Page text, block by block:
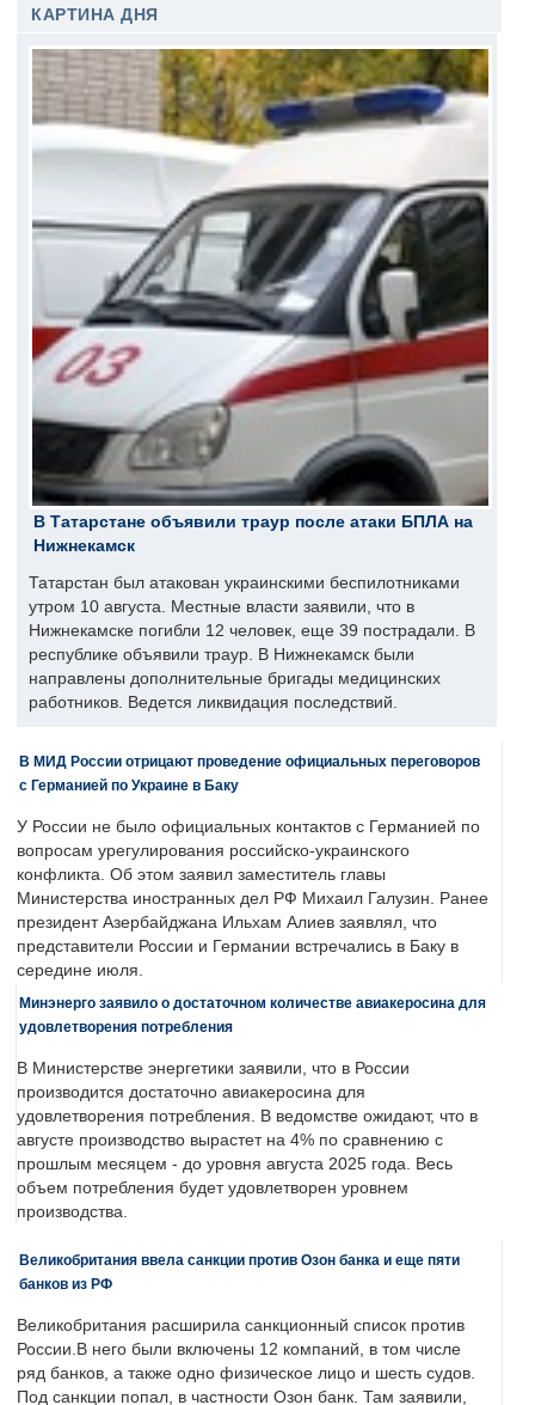
КАРТИНА ДНЯ
В Татарстане объявили траур после атаки БПЛА на
Нижнекамск
Татарстан был атакован украинскими беспилотниками
утром 10 августа. Местные власти заявили, что в
Нижнекамске погибли 12 человек, еще 39 пострадали. В
республике объявили траур. В Нижнекамск были
направлены дополнительные бригады медицинских
работников. Ведется ликвидация последствий.
В МИД России отрицают проведение официальных переговоров
с Германией по Украине в Баку
У России не было официальных контактов с Германией по
вопросам урегулирования российско-украинского
конфликта. Об этом заявил заместитель главы
Министерства иностранных дел РФ Михаил Галузин. Ранее
президент Азербайджана Ильхам Алиев заявлял, что
представители России и Германии встречались в Баку в
середине июля.
Минэнерго заявило о достаточном количестве авиакеросина для
удовлетворения потребления
В Министерстве энергетики заявили, что в России
производится достаточно авиакеросина для
удовлетворения потребления. В ведомстве ожидают, что в
августе производство вырастет на 4% по сравнению с
прошлым месяцем - до уровня августа 2025 года. Весь
объем потребления будет удовлетворен уровнем
производства.
Великобритания ввела санкции против Озон банка и еще пяти
банков из РФ
Великобритания расширила санкционный список против
России.В него были включены 12 компаний, в том числе
ряд банков, а также одно физическое лицо и шесть судов.
Под санкции попал, в частности Озон банк. Там заявили,